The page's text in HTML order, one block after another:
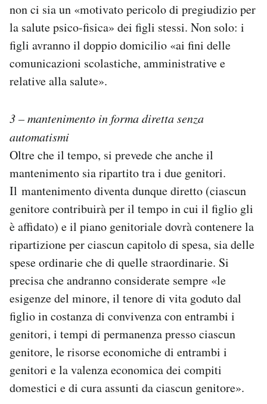
non ci sia un «motivato pericolo di pregiudizio per
la salute psico-fisica» dei figli stessi. Non solo: i
figli avranno il doppio domicilio «ai fini delle
comunicazioni scolastiche, amministrative e
relative alla salute».
3 – mantenimento in forma diretta senza
automatismi
Oltre che il tempo, si prevede che anche il
mantenimento sia ripartito tra i due genitori.
Il mantenimento diventa dunque diretto (ciascun
genitore contribuirà per il tempo in cui il figlio gli
è affidato) e il piano genitoriale dovrà contenere la
ripartizione per ciascun capitolo di spesa, sia delle
spese ordinarie che di quelle straordinarie. Si
precisa che andranno considerate sempre «le
esigenze del minore, il tenore di vita goduto dal
figlio in costanza di convivenza con entrambi i
genitori, i tempi di permanenza presso ciascun
genitore, le risorse economiche di entrambi i
genitori e la valenza economica dei compiti
domestici e di cura assunti da ciascun genitore».